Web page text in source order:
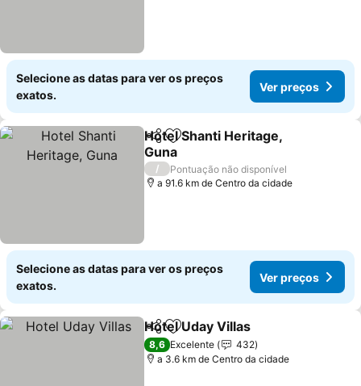
Selecione as datas para ver os preços
exatos.
Ver preços
PartilharAdicionar aos favoritos
Hotel Shanti Heritage,
Guna
Ver preços
/
Pontuação não disponível
a 91.6 km de Centro da cidade
Selecione as datas para ver os preços
exatos.
Ver preços
PartilharAdicionar aos favoritos
Hotel Uday Villas
8,6 Excelente
432
a 3.6 km de Centro da cidade